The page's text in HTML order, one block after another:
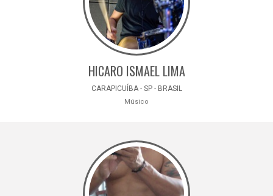
HICARO ISMAEL LIMA
CARAPICUÍBA - SP - BRASIL
Músico